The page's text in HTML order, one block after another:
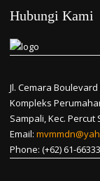
Hubungi Kami
Jl. Cemara
Kompleks
Sampali, Kec.
Email:
Phone: (+62) 61-